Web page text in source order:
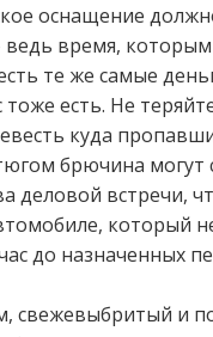
оснащение
ведь время,
те же самые
тоже есть. Не
куда
брючина могут
деловой встречи,
который
до назначенных
свежевыбритый и